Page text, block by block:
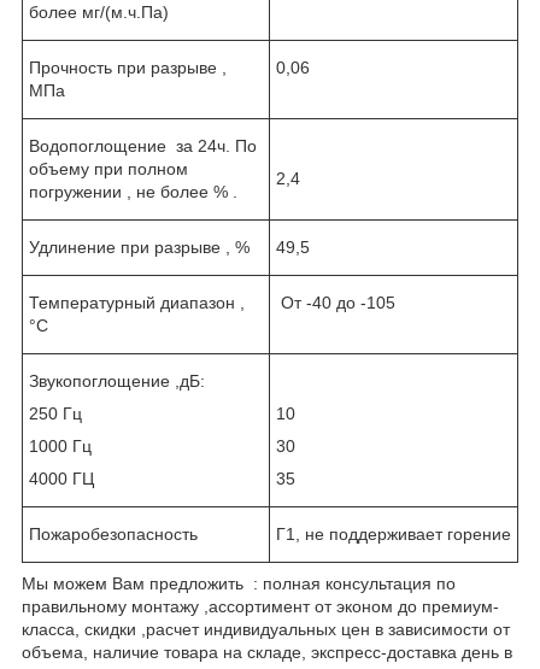
более мг/(м.ч.Па)
Прочность при разрыве ,
МПа
0,06
Водопоглощение за 24ч. По
объему при полном
погружении , не более % .
2,4
Удлинение при разрыве , % 49,5
Температурный диапазон ,
°С
От -40 до -105
Звукопоглощение ,дБ:
250 Гц
1000 Гц
4000 ГЦ
10
30
35
Пожаробезопасность Г1, не поддерживает горение
Мы можем Вам предложить : полная консультация по
правильному монтажу ,ассортимент от эконом до премиум-
класса, скидки ,расчет индивидуальных цен в зависимости от
объема, наличие товара на складе, экспресс-доставка день в